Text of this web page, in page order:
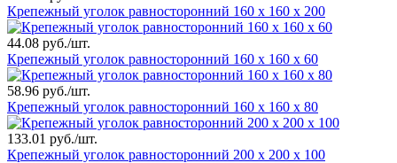
Крепежный уголок равносторонний 160 х 160 х 200
44.08 руб./шт.
Крепежный уголок равносторонний 160 х 160 х 60
58.96 руб./шт.
Крепежный уголок равносторонний 160 х 160 х 80
133.01 руб./шт.
Крепежный уголок равносторонний 200 х 200 х 100